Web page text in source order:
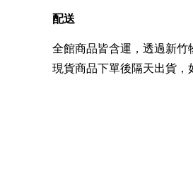
配送
全館商品皆含運，透過新竹
現貨商品下單後隔天出貨，